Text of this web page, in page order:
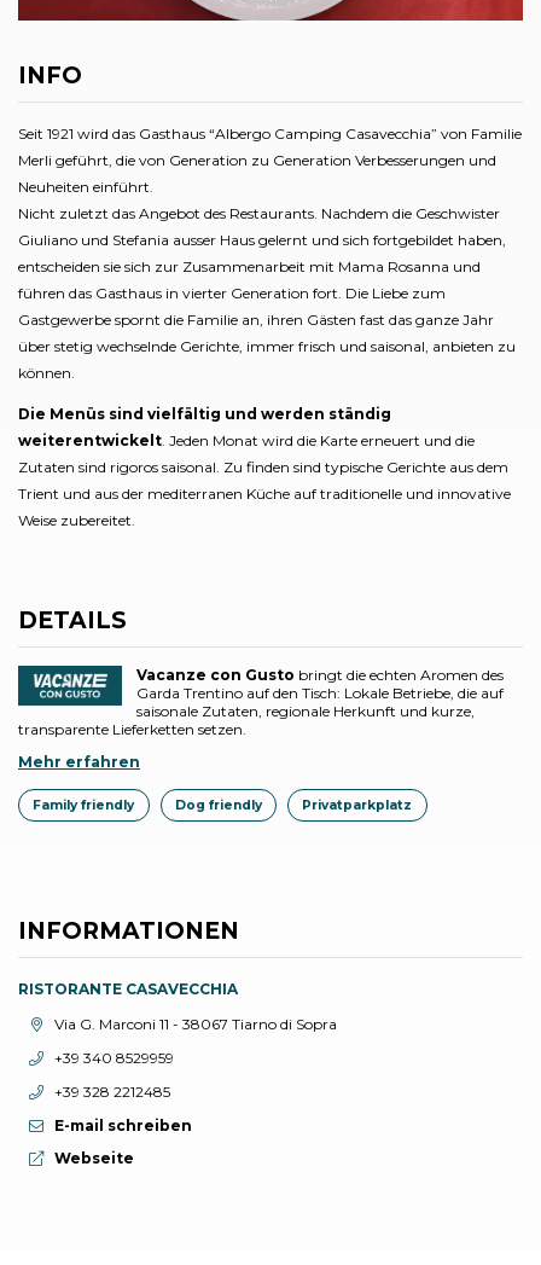
INFO
Seit 1921 wird das Gasthaus “Albergo Camping Casavecchia” von Familie
Merli geführt, die von Generation zu Generation Verbesserungen und
Neuheiten einführt.
Nicht zuletzt das Angebot des Restaurants. Nachdem die Geschwister
Giuliano und Stefania ausser Haus gelernt und sich fortgebildet haben,
entscheiden sie sich zur Zusammenarbeit mit Mama Rosanna und
führen das Gasthaus in vierter Generation fort. Die Liebe zum
Gastgewerbe spornt die Familie an, ihren Gästen fast das ganze Jahr
über stetig wechselnde Gerichte, immer frisch und saisonal, anbieten zu
können.
Die Menüs sind vielfältig und werden ständig
weiterentwickelt . Jeden Monat wird die Karte erneuert und die
Zutaten sind rigoros saisonal. Zu finden sind typische Gerichte aus dem
Trient und aus der mediterranen Küche auf traditionelle und innovative
Weise zubereitet.
DETAILS
Vacanze con Gusto bringt die echten Aromen des
Garda Trentino auf den Tisch: Lokale Betriebe, die auf
saisonale Zutaten, regionale Herkunft und kurze,
transparente Lieferketten setzen.
Mehr erfahren
Family friendly Dog friendly Privatparkplatz
INFORMATIONEN
RISTORANTE CASAVECCHIA
aria.location:
Via G. Marconi 11 - 38067 Tiarno di Sopra
aria.phone:
+39 340 8529959
aria.phone:
+39 328 2212485
E-mail schreiben
aria.website:
Webseite